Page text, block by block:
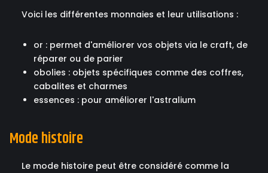
Voici les différentes monnaies et leur utilisations :
or : permet d'améliorer vos objets via le craft, de
réparer ou de parier
obolies : objets spécifiques comme des coffres,
cabalites et charmes
essences : pour améliorer l'astralium
Mode histoire
Le mode histoire peut être considéré comme la